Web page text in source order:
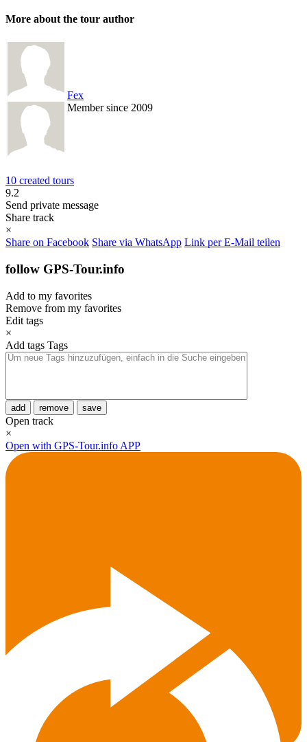
More about the tour author
Fex
Member since 2009
10 created tours
9.2
Send private message
Share track
×
Share on Facebook Share via WhatsApp Link per E-Mail teilen
follow GPS-Tour.info
Add to my favorites
Remove from my favorites
Edit tags
×
Add tags Tags
add remove save
Open track
×
Open with GPS-Tour.info APP